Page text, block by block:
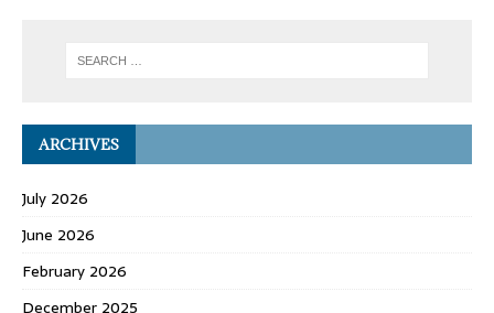
ARCHIVES
July 2026
June 2026
February 2026
December 2025